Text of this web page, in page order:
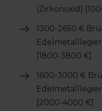
(Zirkonoxid)
1300-2650 €
[1800-3800 €]
1600-3000 €
[2000-4000 €]